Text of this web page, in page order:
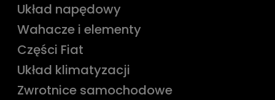
Układ napędowy
Wahacze i elementy
Części Fiat
Układ klimatyzacji
Zwrotnice samochodowe